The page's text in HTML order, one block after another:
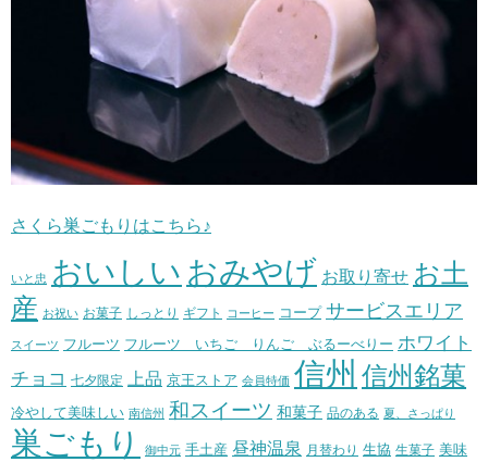
さくら巣ごもりはこちら♪
いと忠 おいしい おみやげ お取り寄せ お土
産 お祝い お菓子 しっとり ギフト コーヒー コープ サービスエリア
スイーツ フルーツ フルーツ いちご りんご ぶるーべりー ホワイト
チョコ 七夕限定 上品 京王ストア 会員特価 信州 信州銘菓
冷やして美味しい 南信州 和スイーツ 和菓子 品のある 夏、さっぱり
巣ごもり 御中元 手土産 昼神温泉 月替わり 生協 生菓子 美味